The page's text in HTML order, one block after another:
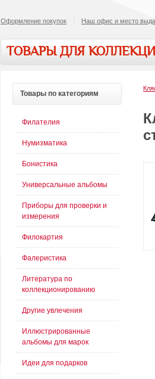
Оформление покупок Наш офис и место
ТОВАРЫ ДЛЯ
Товары по категориям
Филателия
Нумизматика
Бонистика
Универсальные альбомы
Приборы для проверки и
измерения
Филокартия
Фалеристика
Литература по
коллекционированию
Другие увлечения
Иллюстрированные
альбомы для марок
Идеи для подарков